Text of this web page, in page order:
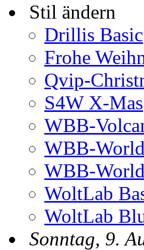
Stil ändern
Drillis Basic
Frohe
Qvip-
S4W X-Mas
WBB-
WBB-
WBB-
WoltLab
WoltLab
Sonntag, 9.